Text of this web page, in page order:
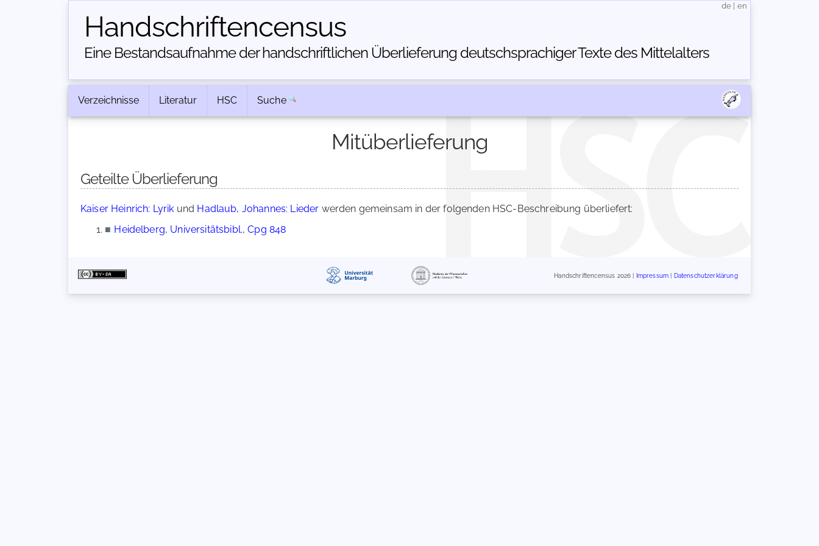
Handschriften­census
Eine Bestandsaufnahme der handschriftlichen Über­lieferung deutschsprachiger Texte des Mittelalters
de en
Verzeichnisse Literatur HSC Suche
Mitüberlieferung
Geteilte Überlieferung
Kaiser Heinrich: Lyrik und Hadlaub, Johannes: Lieder werden gemeinsam in der folgenden HSC-Beschreibung überliefert:
■ Heidelberg, Universitätsbibl., Cpg 848
Handschriftencensus 2026 | Impressum Datenschutzerklärung